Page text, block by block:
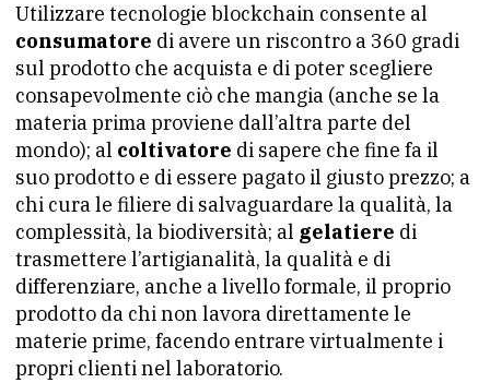
Utilizzare tecnologie blockchain consente al
consumatore di avere un riscontro a 360 gradi
sul prodotto che acquista e di poter scegliere
consapevolmente ciò che mangia (anche se la
materia prima proviene dall’altra parte del
mondo); al coltivatore di sapere che fine fa il
suo prodotto e di essere pagato il giusto prezzo; a
chi cura le filiere di salvaguardare la qualità, la
complessità, la biodiversità; al gelatiere di
trasmettere l’artigianalità, la qualità e di
differenziare, anche a livello formale, il proprio
prodotto da chi non lavora direttamente le
materie prime, facendo entrare virtualmente i
propri clienti nel laboratorio.